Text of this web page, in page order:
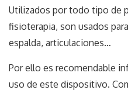
Utilizados por todo tipo de
fisioterapia, son usados
espalda, articulaciones…
Por ello es recomendable
uso de este dispositivo.